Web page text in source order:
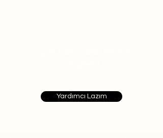
Yardımcı Lazım